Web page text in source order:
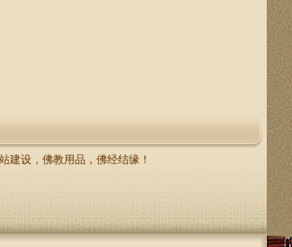
建设，佛教用品，佛经结缘！